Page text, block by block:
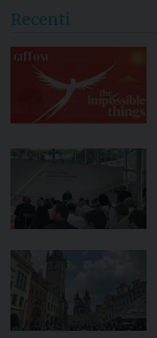
Recenti